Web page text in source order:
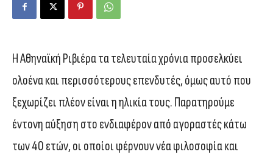
Η Αθηναϊκή Ριβιέρα τα τελευταία χρόνια προσελκύει
ολοένα και περισσότερους επενδυτές, όμως αυτό που
ξεχωρίζει πλέον είναι η ηλικία τους. Παρατηρούμε
έντονη αύξηση στο ενδιαφέρον από αγοραστές κάτω
των 40 ετών, οι οποίοι φέρνουν νέα φιλοσοφία και